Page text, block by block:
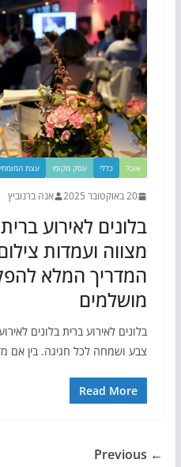
אוכל כללי עסק מקומי עצת
20 באוקטובר 2025 אנה ברנוביץ
בלונים לאירוע
מצווה ועמדות
המדריך המלא
מושלמים
בלונים לאירוע ברית בלונים
צבע ושמחה לכל חגיגה. בין אם
Read More
← Previous